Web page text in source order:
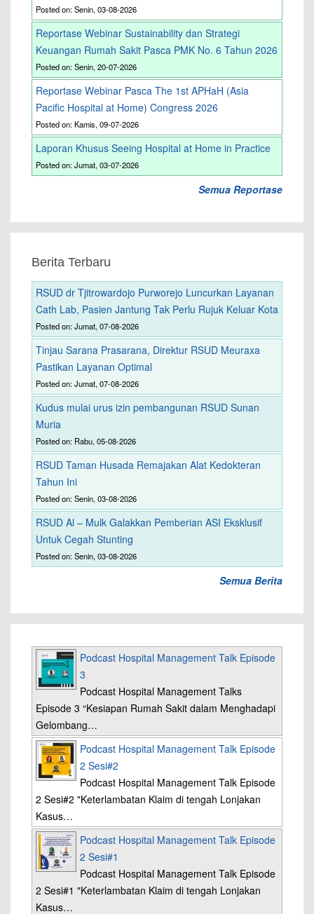
Posted on: Senin, 03-08-2026
Reportase Webinar Sustainability dan Strategi
Keuangan Rumah Sakit Pasca PMK No. 6 Tahun 2026
Posted on: Senin, 20-07-2026
Reportase Webinar Pasca The 1st APHaH (Asia
Pacific Hospital at Home) Congress 2026
Posted on: Kamis, 09-07-2026
Laporan Khusus Seeing Hospital at Home in Practice
Posted on: Jumat, 03-07-2026
Semua Reportase
Berita Terbaru
RSUD dr Tjitrowardojo Purworejo Luncurkan Layanan
Cath Lab, Pasien Jantung Tak Perlu Rujuk Keluar Kota
Posted on: Jumat, 07-08-2026
Tinjau Sarana Prasarana, Direktur RSUD Meuraxa
Pastikan Layanan Optimal
Posted on: Jumat, 07-08-2026
Kudus mulai urus izin pembangunan RSUD Sunan
Muria
Posted on: Rabu, 05-08-2026
RSUD Taman Husada Remajakan Alat Kedokteran
Tahun Ini
Posted on: Senin, 03-08-2026
RSUD Al – Mulk Galakkan Pemberian ASI Eksklusif
Untuk Cegah Stunting
Posted on: Senin, 03-08-2026
Semua Berita
Podcast Hospital Management Talk Episode
3
Podcast Hospital Management Talks
Episode 3 “Kesiapan Rumah Sakit dalam Menghadapi
Gelombang…
Podcast Hospital Management Talk Episode
2 Sesi#2
Podcast Hospital Management Talk Episode
2 Sesi#2 "Keterlambatan Klaim di tengah Lonjakan
Kasus…
Podcast Hospital Management Talk Episode
2 Sesi#1
Podcast Hospital Management Talk Episode
2 Sesi#1 "Keterlambatan Klaim di tengah Lonjakan
Kasus…